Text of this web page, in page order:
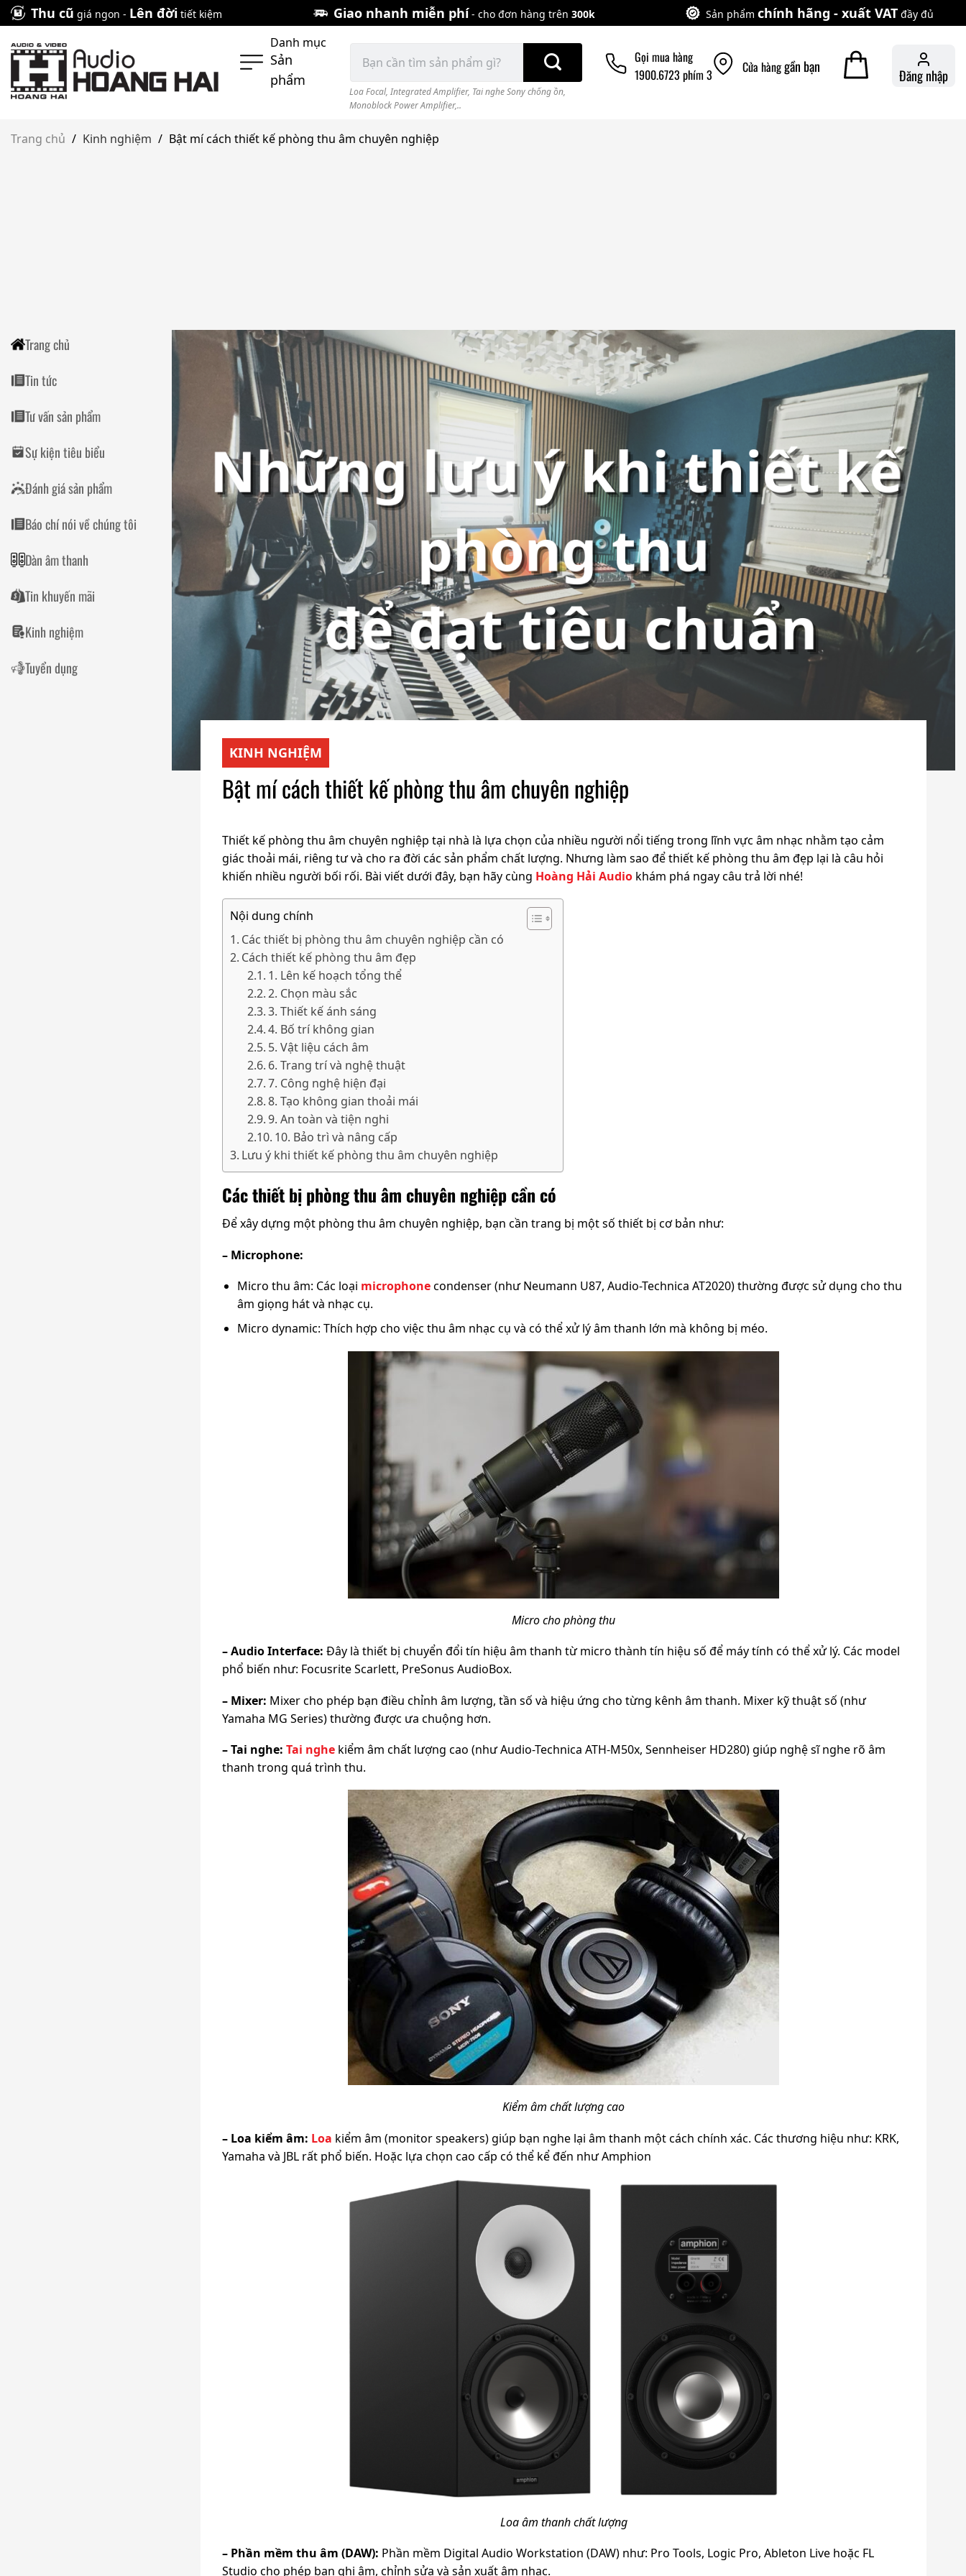
Skip
to
content
Thu cũ giá ngon - Lên đời tiết kiệm Giao nhanh miễn phí- cho đơn hàng trên 300k Sản phẩm chính hãng - xuất VAT đầy đủ
Danh mục
Sản
phẩm
kiếm:
Loa Focal, Integrated Amplifier, Tai nghe Sony chống ồn,
Monoblock Power Amplifier,..
Gọi mua hàng
1900.6723 phím 3
Cửa hànggần bạn Đăng nhập
Trang chủ / Kinh nghiệm / Bật mí cách thiết kế phòng thu âm chuyên nghiệp
Trang chủ
Tin tức
Tư vấn sản phẩm
Sự kiện tiêu biểu
Đánh giá sản phẩm
Báo chí nói về chúng tôi
Dàn âm thanh
Tin khuyến mãi
Kinh nghiệm
Tuyển dụng
KINH NGHIỆM
Bật mí cách thiết kế phòng thu âm chuyên nghiệp
Thiết kế phòng thu âm chuyên nghiệp tại nhà là lựa chọn của nhiều người nổi tiếng trong lĩnh vực âm nhạc nhằm tạo cảm
giác thoải mái, riêng tư và cho ra đời các sản phẩm chất lượng. Nhưng làm sao để thiết kế phòng thu âm đẹp lại là câu hỏi
khiến nhiều người bối rối. Bài viết dưới đây, bạn hãy cùng Hoàng Hải Audio khám phá ngay câu trả lời nhé!
Nội dung chính
Các thiết bị phòng thu âm chuyên nghiệp cần có
Cách thiết kế phòng thu âm đẹp
1. Lên kế hoạch tổng thể
2. Chọn màu sắc
3. Thiết kế ánh sáng
4. Bố trí không gian
5. Vật liệu cách âm
6. Trang trí và nghệ thuật
7. Công nghệ hiện đại
8. Tạo không gian thoải mái
9. An toàn và tiện nghi
10. Bảo trì và nâng cấp
Lưu ý khi thiết kế phòng thu âm chuyên nghiệp
Các thiết bị phòng thu âm chuyên nghiệp cần có
Để xây dựng một phòng thu âm chuyên nghiệp, bạn cần trang bị một số thiết bị cơ bản như:
– Microphone:
Micro thu âm: Các loại microphonecondenser (như Neumann U87, Audio-Technica AT2020) thường được sử dụng cho thu
âm giọng hát và nhạc cụ.
Micro dynamic: Thích hợp cho việc thu âm nhạc cụ và có thể xử lý âm thanh lớn mà không bị méo.
Micro cho phòng thu
– Audio Interface: Đây là thiết bị chuyển đổi tín hiệu âm thanh từ micro thành tín hiệu số để máy tính có thể xử lý. Các model
phổ biến như: Focusrite Scarlett, PreSonus AudioBox.
– Mixer: Mixer cho phép bạn điều chỉnh âm lượng, tần số và hiệu ứng cho từng kênh âm thanh. Mixer kỹ thuật số (như
Yamaha MG Series) thường được ưa chuộng hơn.
– Tai nghe: Tai nghe kiểm âm chất lượng cao (như Audio-Technica ATH-M50x, Sennheiser HD280) giúp nghệ sĩ nghe rõ âm
thanh trong quá trình thu.
Kiểm âm chất lượng cao
– Loa kiểm âm: Loa kiểm âm (monitor speakers) giúp bạn nghe lại âm thanh một cách chính xác. Các thương hiệu như: KRK,
Yamaha và JBL rất phổ biến. Hoặc lựa chọn cao cấp có thể kể đến như Amphion
Loa âm thanh chất lượng
– Phần mềm thu âm (DAW): Phần mềm Digital Audio Workstation (DAW) như: Pro Tools, Logic Pro, Ableton Live hoặc FL
Studio cho phép bạn ghi âm, chỉnh sửa và sản xuất âm nhạc.